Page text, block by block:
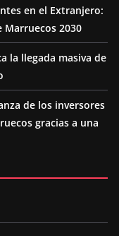
en el Extranjero:
2030
la llegada masiva de
de los inversores
gracias a una